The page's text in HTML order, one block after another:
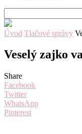
Úvod Tlačové správy
Veselý zajko
Share
Facebook
Twitter
WhatsApp
Pinterest